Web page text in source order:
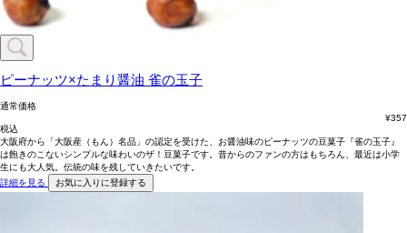
ピーナッツ×たまり醤油 雀の玉子
通常価格
¥357
税込
大阪府から「大阪産（もん）名品」の認定を受けた、お醤油味のピーナッツの豆菓子『雀の玉子』
は飽きのこないシンプルな味わいのザ！豆菓子です。昔からのファンの方はもちろん、最近は小学
生にも大人気。伝統の味を残していきたいです。
詳細を見る
お気に入りに登録する